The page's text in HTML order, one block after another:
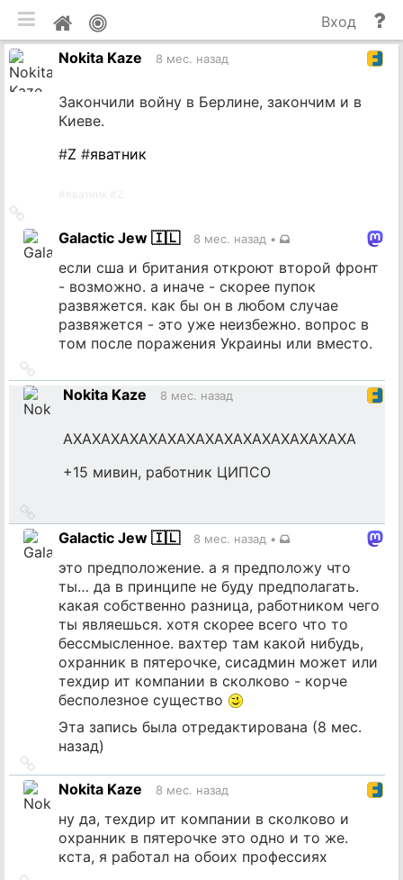
Мой
профиль
и
Вход
Nokita Kaze
8 мес. назад
Закончили войну в Берлине, закончим и в
Киеве.
#Z #яватник
на
источникGalactic Jew 🇮🇱 8 мес. назад •
если сша и британия откроют второй фронт
- возможно. а иначе - скорее пупок
развяжется. как бы он в любом случае
развяжется - это уже неизбежно. вопрос в
том после поражения Украины или вместо.
на
источникNokita Kaze 8 мес. назад
АХАХАХАХАХАХАХАХАХАХАХАХАХАХАХА
+15 мивин, работник ЦИПСО
на
источник
Galactic Jew 🇮🇱 8 мес. назад •
это предположение. а я предположу что
ты… да в принципе не буду предполагать.
какая собственно разница, работником чего
ты являешься. хотя скорее всего что то
бессмысленное. вахтер там какой нибудь,
охранник в пятерочке, сисадмин может или
техдир ит компании в сколково - корче
бесполезное существо
Эта запись была отредактирована (8 мес.
назад)
на
источник
Nokita Kaze 8 мес. назад
ну да, техдир ит компании в сколково и
охранник в пятерочке это одно и то же.
кста, я работал на обоих профессиях
мобильная версия